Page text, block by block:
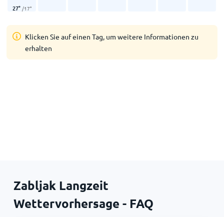
27° /17°
Klicken Sie auf einen Tag, um weitere Informationen zu
erhalten
Zabljak Langzeit
Wettervorhersage - FAQ